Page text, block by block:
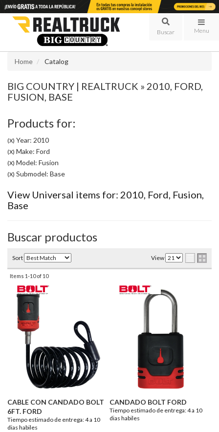
Menu
Home Catalog
BIG COUNTRY | REALTRUCK » 2010, FORD,
FUSION, BASE
Products for:
(X) Year: 2010
(X) Make: Ford
(X) Model: Fusion
(X) Submodel: Base
View Universal items for: 2010, Ford, Fusion,
Base
Buscar productos
Sort View
Items 1-10of 10
CABLE CON CANDADO BOLT
6FT. FORD
Tiempo estimado de entrega: 4 a 10
dias habiles
CANDADO BOLT FORD
Tiempo estimado de entrega: 4 a 10
dias habiles